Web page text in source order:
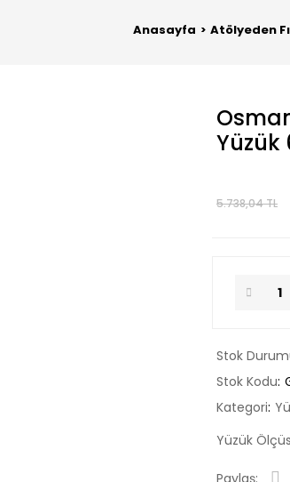
Anasayfa Atölyeden
Yüzük
5.738,04 TL
Stok
Stok Kodu
Kategori
Yüzük
Paylaş: